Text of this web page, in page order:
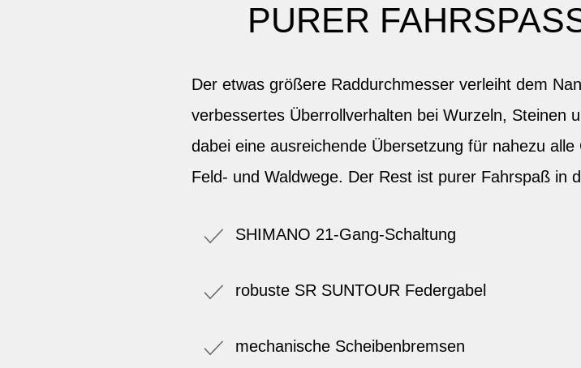
PURER
Der etwas größere Raddurchmesser verleiht dem
verbessertes Überrollverhalten bei Wurzeln, Steinen
dabei eine ausreichende Übersetzung für nahezu
Feld- und Waldwege. Der Rest ist purer Fahrspaß in
SHIMANO 21-Gang-Schaltung
robuste SR SUNTOUR Federgabel
mechanische Scheibenbremsen